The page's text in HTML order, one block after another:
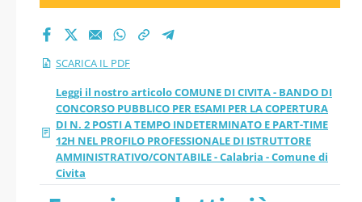
PART-TIME 12H NEL
PROFILO
PROFESSIONALE DI
ISTRUTTORE
AMMINISTRATIVO/C
PROFESSIONALE DI
ISTRUTTORE
AMMINISTRATIVO/CONTA
BILE - Calabria - Comune
di Civita - PDF
SCARICA IL PDF
Leggi il nostro articolo COMUNE DI CIVITA - BANDO DI
CONCORSO PUBBLICO PER ESAMI PER LA COPERTURA
DI N. 2 POSTI A TEMPO INDETERMINATO E PART-TIME
12H NEL PROFILO PROFESSIONALE DI ISTRUTTORE
AMMINISTRATIVO/CONTABILE - Calabria - Comune di
Civita